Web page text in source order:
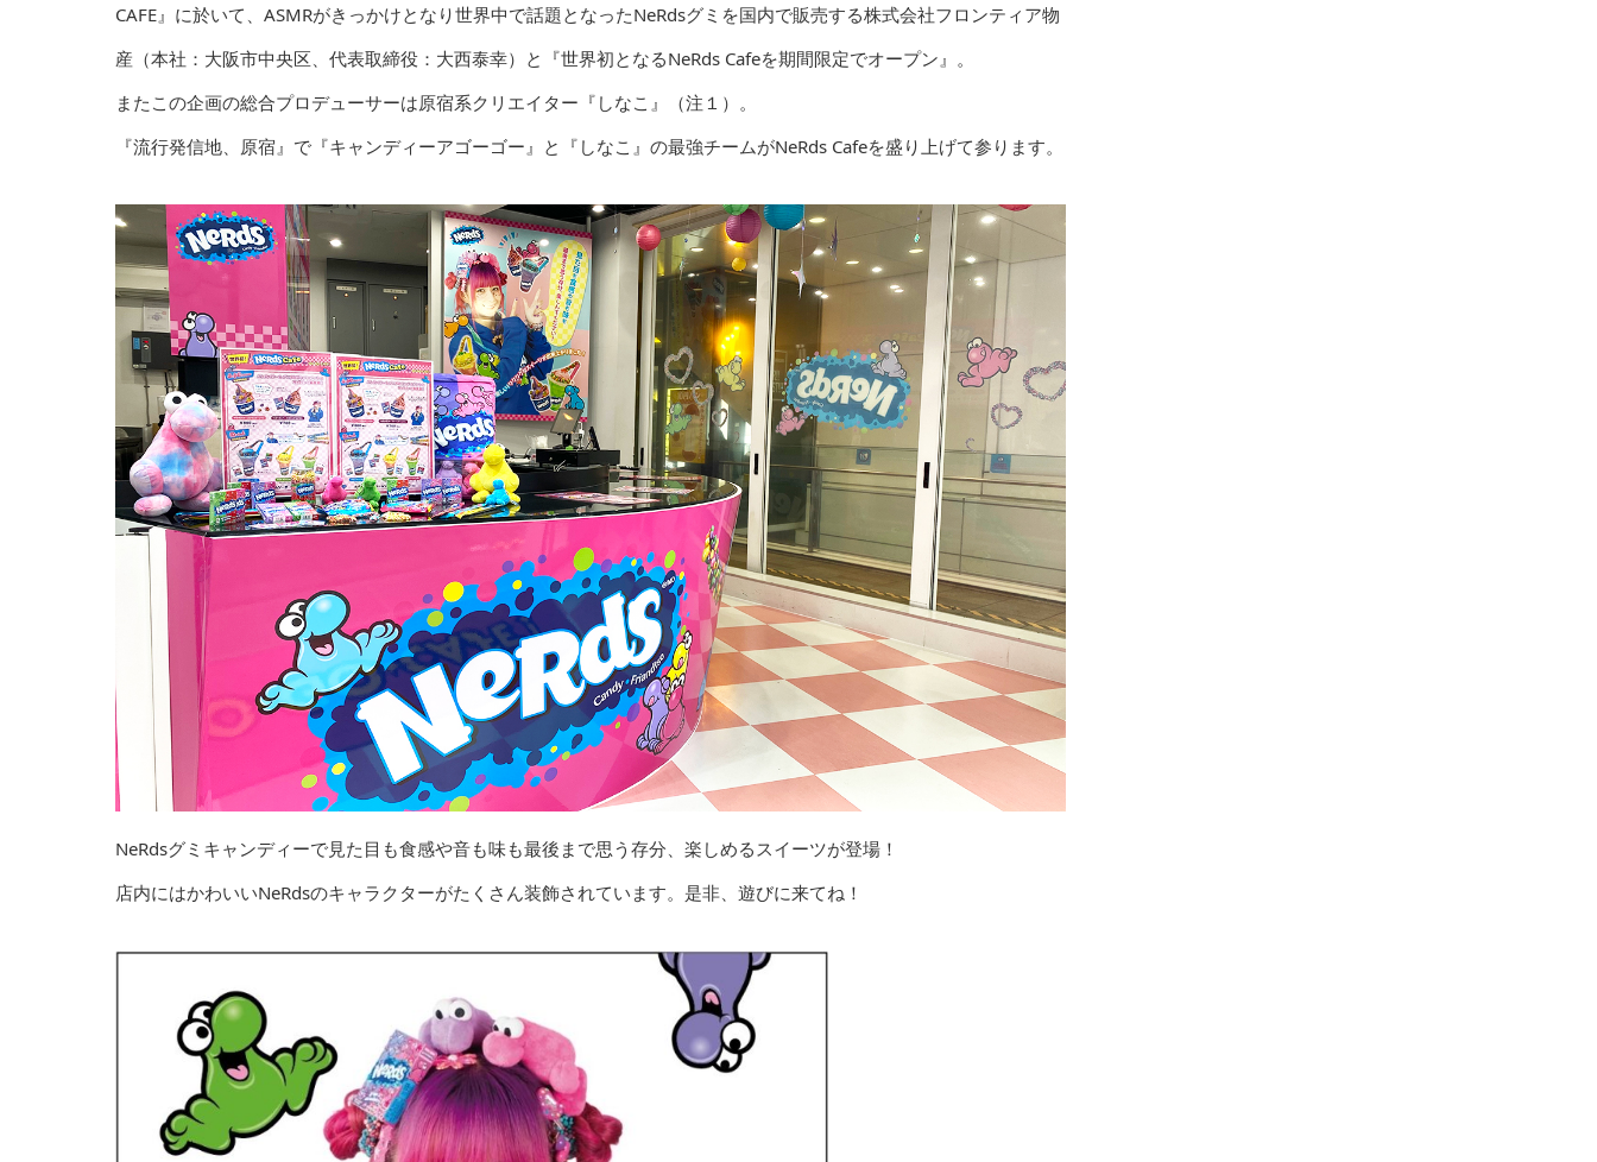
CAFE』に於いて、ASMRがきっかけとなり世界中で話題となったNeRdsグミを国内で販売する株式会社フロンティア物
産（本社：⼤阪市中央区、代表取締役：⼤⻄泰幸）と『世界初となるNeRds Cafeを期間限定でオープン』。
またこの企画の総合プロデューサーは原宿系クリエイター『しなこ』（注１）。
『流⾏発信地、原宿』で『キャンディーアゴーゴー』と『しなこ』の最強チームがNeRds Cafeを盛り上げて参ります。
NeRdsグミキャンディーで⾒た目も⾷感や⾳も味も最後まで思う存分、楽しめるスイーツが登場！
店内にはかわいいNeRdsのキャラクターがたくさん装飾されています。是⾮、遊びに来てね！